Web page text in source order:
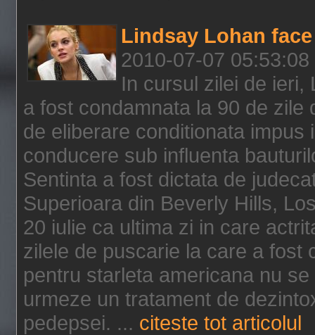
Lindsay Lohan
2010-07-07 05:53:08
In cursul zilei de ieri,
a fost condamnata la 90 de
de eliberare conditionata
conducere sub influenta
Sentinta a fost dictata de
Superioara din Beverly Hills,
20 iulie ca ultima zi in care
zilele de puscarie la care a fost
pentru starleta americana nu
urmeze un tratament de
pedepsei. ... citeste tot articolul